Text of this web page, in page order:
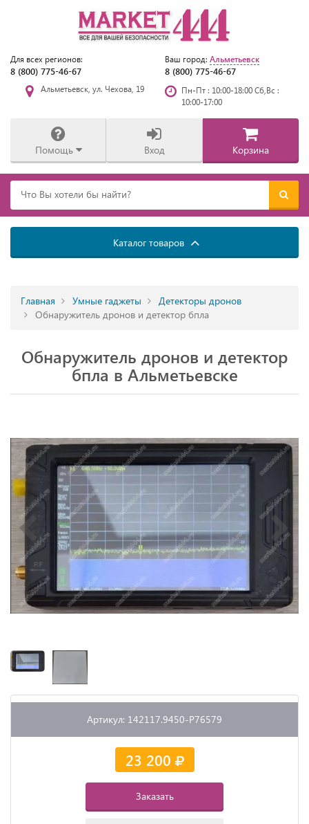
Для всех регионов:
8 (800) 775-46-67
Ваш город: Альметьевск
8 (800) 775-46-67
Альметьевск, ул. Чехова, 19
Пн-Пт : 10:00-18:00 Сб,Вс :
10:00-17:00
Помощь Вход Корзина
Каталог товаров
Главная Умные гаджеты
Детекторы дронов
Обнаружитель дронов и детектор бпла
Обнаружитель дронов и детектор
бпла в Альметьевске
Артикул: 142117.9450-P76579
23 200
Заказать